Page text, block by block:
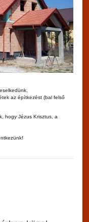
az építkezést (bal felső
hogy Jézus Krisztus, a